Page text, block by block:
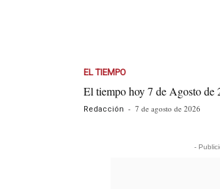
EL TIEMPO
El tiempo hoy 7 de Agosto de
Redacción - 7 de agosto de 2026
-